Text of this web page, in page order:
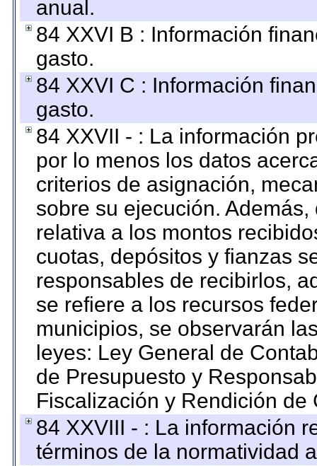
anual.
84 XXVI B : Información
gasto.
84 XXVI C : Información
gasto.
84 XXVII - : La información
por lo menos los datos
criterios de asignación,
sobre su ejecución.
relativa a los montos
cuotas, depósitos y fianzas
responsables de recibirlos,
se refiere a los recursos
municipios, se observarán
leyes: Ley General de
de Presupuesto y
Fiscalización y Rendición
84 XXVIII - : La información
términos de la normatividad